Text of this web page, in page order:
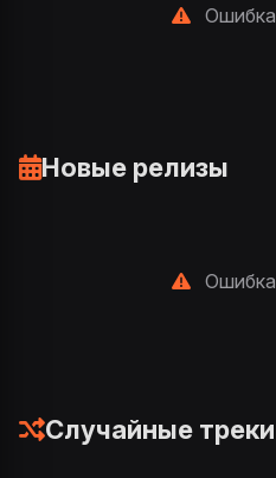
Ошибка
Новые релизы
Ошибка
Случайные треки